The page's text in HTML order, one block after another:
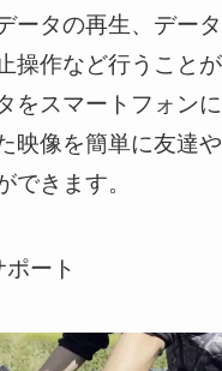
ータの再生、デー
操作など行うことが
をスマートフォン
映像を簡単に友達
できます。
ート